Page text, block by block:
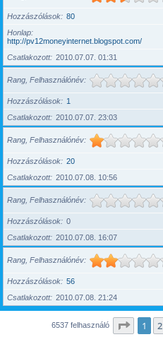
Hozzászólások
80
Honlap
http://pv12moneyinternet.blogspot.com/
Csatlakozott
2010.07.07. 01:31
Rang, Felhasználónév
Hozzászólások
1
Csatlakozott
2010.07.07. 23:03
Rang, Felhasználónév
Hozzászólások
20
Csatlakozott
2010.07.08. 10:56
Rang, Felhasználónév
Hozzászólások
0
Csatlakozott
2010.07.08. 16:07
Rang, Felhasználónév
Hozzászólások
56
Csatlakozott
2010.07.08. 21:24
6537 felhasználó Oldal:1
1 2